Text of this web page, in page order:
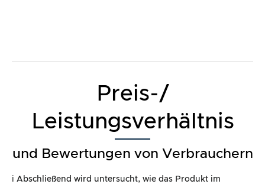
Preis-/
Leistungsverhältnis
und Bewertungen von Verbrauchern
ℹ️ Abschließend wird untersucht, wie das Produkt im